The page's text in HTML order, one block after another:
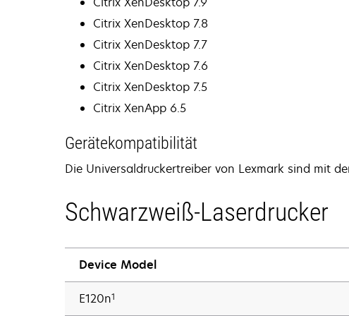
Citrix XenDesktop 7.8
Citrix XenDesktop 7.7
Citrix XenDesktop 7.6
Citrix XenDesktop 7.5
Citrix XenApp 6.5
Gerätekompatibilität
Die Universaldruckertreiber von Lexmark sind mit
Schwarzweiß-Laserdrucker
Device Model
E120n1